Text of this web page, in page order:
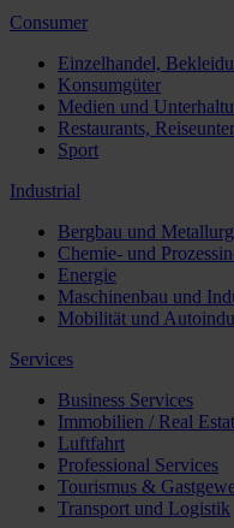
Consumer
Einzelhandel,
Konsumgüter
Medien und
Restaurants,
Sport
Industrial
Bergbau und
Chemie- und
Energie
Maschinenbau und
Mobilität und
Services
Business Services
Immobilien / Real
Luftfahrt
Professional Services
Tourismus &
Transport und Logistik